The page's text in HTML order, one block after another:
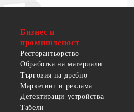
Бизнес и
промишленост
Ресторантьорство
Обработка на материали
Търговия на дребно
Маркетинг и реклама
Детектиращи устройства
Табели